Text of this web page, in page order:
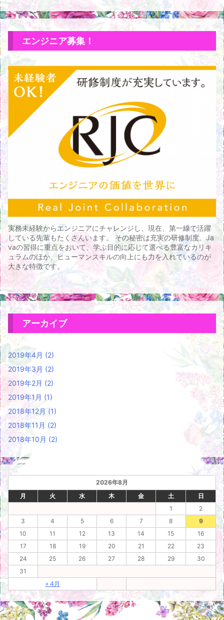
エンジニア募集！
実務未経験からエンジニアにチャレンジし、現在、第一線で活躍
している先輩もたくさんいます。 その秘密は充実の研修制度。Ja
vaの習得に重点をおいて、学ぶ目的に応じて選べる豊富なカリキ
ュラムのほか、ヒューマンスキルの向上にも力を入れているのが
大きな特徴です。
アーカイブ
2019年4月 (2)
2019年3月 (2)
2019年2月 (2)
2019年1月 (1)
2018年12月 (1)
2018年11月 (2)
2018年10月 (2)
2026年8月
月
火 水 木 金 土 日
« 4月
1
2
3
4 5 6 7 8
9
10
11 12 13 14 15
16
17
18 19 20 21 22
23
24
25 26 27 28 29
30
31